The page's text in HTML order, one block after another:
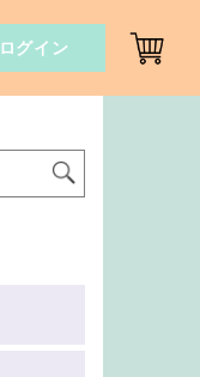
ログイン